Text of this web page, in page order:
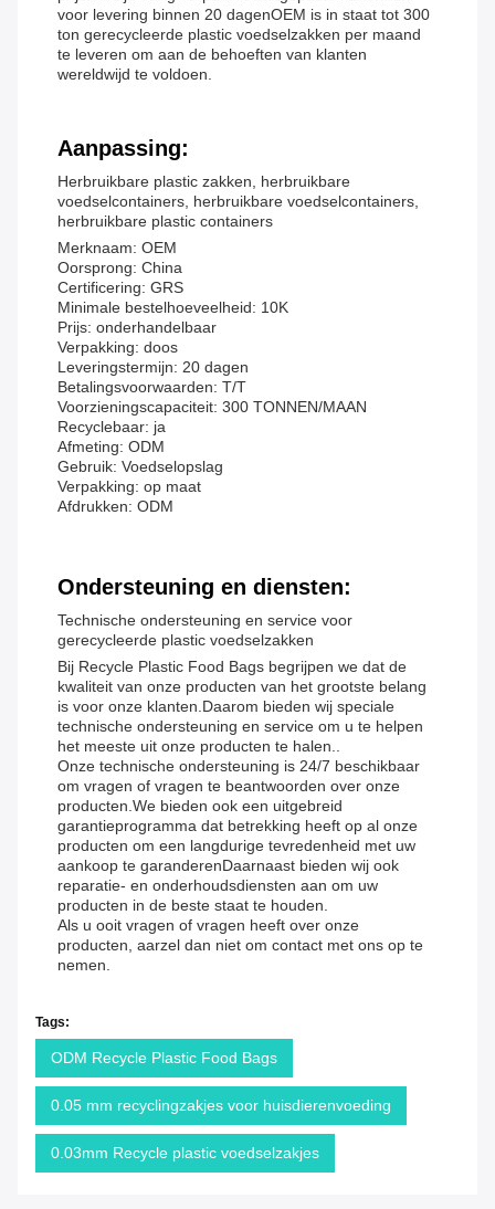
voor levering binnen 20 dagenOEM is in staat tot 300
ton gerecycleerde plastic voedselzakken per maand
te leveren om aan de behoeften van klanten
wereldwijd te voldoen.
Aanpassing:
Herbruikbare plastic zakken, herbruikbare
voedselcontainers, herbruikbare voedselcontainers,
herbruikbare plastic containers
Merknaam: OEM
Oorsprong: China
Certificering: GRS
Minimale bestelhoeveelheid: 10K
Prijs: onderhandelbaar
Verpakking: doos
Leveringstermijn: 20 dagen
Betalingsvoorwaarden: T/T
Voorzieningscapaciteit: 300 TONNEN/MAAN
Recyclebaar: ja
Afmeting: ODM
Gebruik: Voedselopslag
Verpakking: op maat
Afdrukken: ODM
Ondersteuning en diensten:
Technische ondersteuning en service voor
gerecycleerde plastic voedselzakken
Bij Recycle Plastic Food Bags begrijpen we dat de
kwaliteit van onze producten van het grootste belang
is voor onze klanten.Daarom bieden wij speciale
technische ondersteuning en service om u te helpen
het meeste uit onze producten te halen..
Onze technische ondersteuning is 24/7 beschikbaar
om vragen of vragen te beantwoorden over onze
producten.We bieden ook een uitgebreid
garantieprogramma dat betrekking heeft op al onze
producten om een langdurige tevredenheid met uw
aankoop te garanderenDaarnaast bieden wij ook
reparatie- en onderhoudsdiensten aan om uw
producten in de beste staat te houden.
Als u ooit vragen of vragen heeft over onze
producten, aarzel dan niet om contact met ons op te
nemen.
Tags:
ODM Recycle Plastic Food Bags
0.05 mm recyclingzakjes voor huisdierenvoeding
0.03mm Recycle plastic voedselzakjes